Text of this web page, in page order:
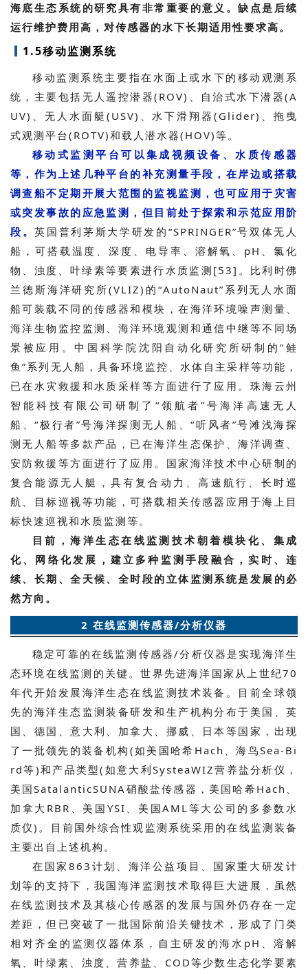
海底生态系统的研究具有非常重要的意义。缺点是后续
运行维护费用高，对传感器的水下长期适用性要求高。
1.5移动监测系统
移动监测系统主要指在水面上或水下的移动观测系
统，主要包括无人遥控潜器(ROV)、自治式水下潜器(A
UV)、无人水面艇(USV)、水下滑翔器(Glider)、拖曳
式观测平台(ROTV)和载人潜水器(HOV)等。
移动式监测平台可以集成视频设备、水质传感器
等，作为上述几种平台的补充测量手段，在岸边或搭载
调查船不定期开展大范围的监视监测，也可应用于灾害
或突发事故的应急监测，但目前处于探索和示范应用阶
段。英国普利茅斯大学研发的“SPRINGER”号双体无人
船，可搭载温度、深度、电导率、溶解氧、pH、氯化
物、浊度、叶绿素等要素进行水质监测[53]。比利时佛
兰德斯海洋研究所(VLIZ)的“AutoNaut”系列无人水面
船可装载不同的传感器和模块，在海洋环境噪声测量、
海洋生物监控监测、海洋环境观测和通信中继等不同场
景被应用。中国科学院沈阳自动化研究所研制的“鲑
鱼”系列无人船，具备环境监控、水体自主采样等功能，
已在水灾救援和水质采样等方面进行了应用。珠海云州
智能科技有限公司研制了“领航者”号海洋高速无人
船、“极行者”号海洋探测无人船、“听风者”号滩浅海探
测无人船等多款产品，已在海洋生态保护、海洋调查、
安防救援等方面进行了应用。国家海洋技术中心研制的
复合能源无人艇，具有复合动力、高速航行、长时巡
航、目标巡视等功能，可搭载相关传感器应用于海上目
标快速巡视和水质监测等。
目前，海洋生态在线监测技术朝着模块化、集成
化、网络化发展，建立多种监测手段融合，实时、连
续、长期、全天候、全时段的立体监测系统是发展的必
然方向。
2 在线监测传感器/分析仪器
稳定可靠的在线监测传感器/分析仪器是实现海洋生
态环境在线监测的关键。世界先进海洋国家从上世纪70
年代开始发展海洋生态在线监测技术装备。目前全球领
先的海洋生态监测装备研发和生产机构分布于美国、英
国、德国、意大利、加拿大、挪威、日本等国家，出现
了一批领先的装备机构(如美国哈希Hach、海鸟Sea-Bi
rd等)和产品类型(如意大利SysteaWIZ营养盐分析仪，
美国SatalanticSUNA硝酸盐传感器，美国哈希Hach、
加拿大RBR、美国YSI、美国AML等大公司的多参数水
质仪)。目前国外综合性观监测系统采用的在线监测装备
主要出自上述机构。
在国家863计划、海洋公益项目、国家重大研发计
划等的支持下，我国海洋监测技术取得巨大进展，虽然
在线监测技术及其核心传感器的发展与国外仍存在一定
差距，但已突破了一批国际前沿关键技术，形成了门类
相对齐全的监测仪器体系，自主研发的海水pH、溶解
氧、叶绿素、浊度、营养盐、COD等少数生态化学要素